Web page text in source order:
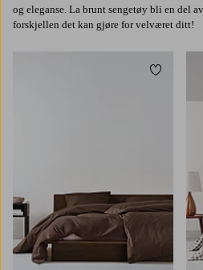
og eleganse. La brunt sengetøy bli en del
forskjellen det kan gjøre for velværet ditt!
Legg til